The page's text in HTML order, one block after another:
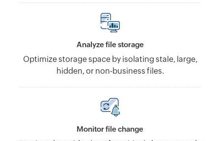
Analyze file storage
Optimize storage space by isolating stale, large,
hidden, or non-business files.
Monitor file change